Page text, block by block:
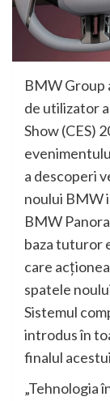
BMW Group
de utilizator
Show (CES)
a descoperi
noului BMW
BMW
baza tuturor
care
spatele
Sistemul
introdus în
finalul
„Tehnologia